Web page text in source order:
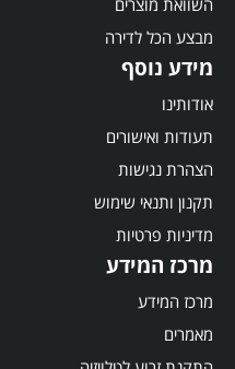
מבצע הכל לדירה
מידע נוסף
אודותינו
תעודות ואישורים
הצהרת נגישות
תקנון ותנאי שימוש
מדיניות פרטיות
מרכז המידע
מרכז המידע
מאמרים